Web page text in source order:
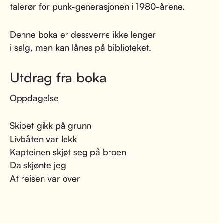
talerør for punk-generasjonen i 1980-årene.
Denne boka er dessverre ikke lenger
i salg, men kan lånes på biblioteket.
Utdrag fra boka
Oppdagelse
Skipet gikk på grunn
Livbåten var lekk
Kapteinen skjøt seg på broen
Da skjønte jeg
At reisen var over